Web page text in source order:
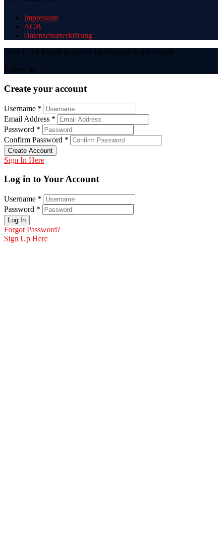
Impressum
AGB
Datenschutzerklärung
2023 © All Rights Reserved by Homann Solar GmbH
Follow us:
Create your account
Username *
Email Address *
Password *
Confirm Password *
Create Account
Sign In Here
Log in to Your Account
Username *
Password *
Log In
Forgot Password?
Sign Up Here